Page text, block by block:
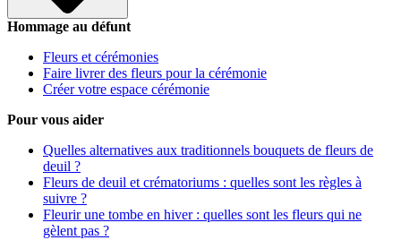
Hommage au défunt
Fleurs et cérémonies
Faire livrer des fleurs pour la cérémonie
Créer votre espace cérémonie
Pour vous aider
Quelles alternatives aux traditionnels bouquets de fleurs de
deuil ?
Fleurs de deuil et crématoriums : quelles sont les règles à
suivre ?
Fleurir une tombe en hiver : quelles sont les fleurs qui ne
gèlent pas ?